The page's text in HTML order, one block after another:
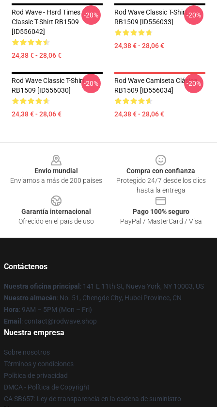
Rod Wave - Hsrd Times
Classic T-Shirt RB1509
[ID556042]
24,38 € - 28,06 €
-20%
Rod Wave Classic T-Shirt
RB1509 [ID556033]
24,38 € - 28,06 €
-20%
Rod Wave Classic T-Shirt
RB1509 [ID556030]
24,38 € - 28,06 €
-20%
Rod Wave Camiseta Clásica
RB1509 [ID556034]
24,38 € - 28,06 €
-20%
Envío mundial
Enviamos a más de 200 países
Compra con confianza
Protegido 24/7 desde los clics
hasta la entrega
Garantía internacional
Ofrecido en el país de uso
Pago 100% seguro
PayPal / MasterCard / Visa
Contáctenos
Nuestra oficina principal : 141 E 11th St, Nueva York, NY 10003, US
Nuestro almacén: No. 51, Chengde City, Hubei Province, CN
Hora: 9AM – 5PM (Mon – Fri)
Email : contact@rodwave.shop
Nuestra empresa
Sobre nosotros
Términos y condiciones
Política de privacidad
DMCA - Política de Copyright
CA SB657: Ley de transparencia en la cadena de suministro